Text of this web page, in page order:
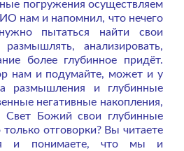
погружения осуществляем
нам и напомнил, что нечего
пытаться найти свои
размышлять, анализировать,
более глубинное придёт.
нам и подумайте, может и у
размышления и глубинные
негативные накопления,
Божий свои глубинные
отговорки? Вы читаете
и понимаете, что мы и